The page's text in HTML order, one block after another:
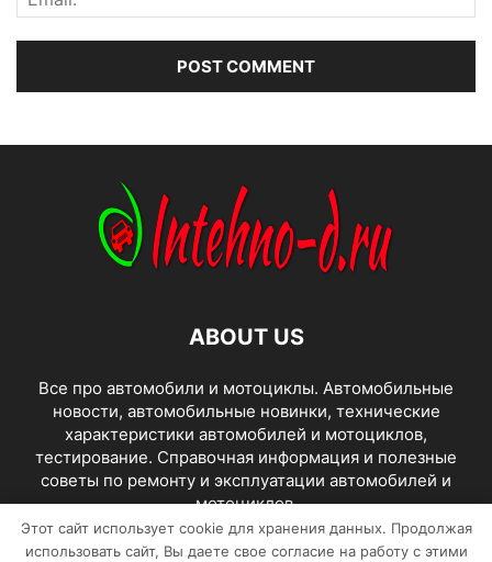
ABOUT US
Все про автомобили и мотоциклы. Автомобильные
новости, автомобильные новинки, технические
характеристики автомобилей и мотоциклов,
тестирование. Справочная информация и полезные
советы по ремонту и эксплуатации автомобилей и
мотоциклов.
Этот сайт использует cookie для хранения данных. Продолжая
использовать сайт, Вы даете свое согласие на работу с этими